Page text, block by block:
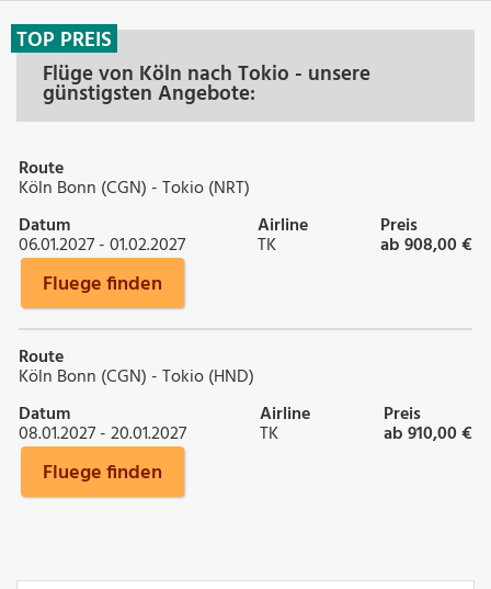
Flüge von Köln nach Tokio - unsere
günstigsten Angebote:
TOP PREIS
Route
Köln Bonn (CGN) - Tokio (NRT)
Datum
06.01.2027 - 01.02.2027
Airline
TK
Preis
ab 908,00 €
Fluege finden
Route
Köln Bonn (CGN) - Tokio (HND)
Datum
08.01.2027 - 20.01.2027
Airline
TK
Preis
ab 910,00 €
Fluege finden